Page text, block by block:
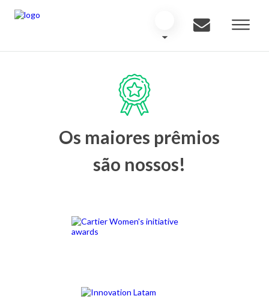
Os maiores prêmios
são nossos!